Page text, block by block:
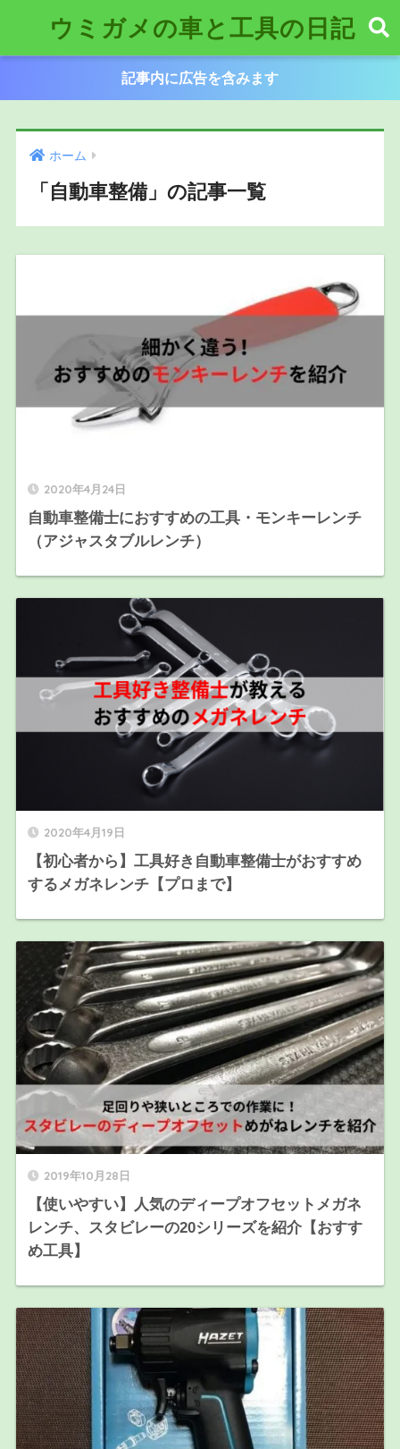
ウミガメの車と工具の日記
記事内に広告を含みます
ホーム
「自動車整備」の記事一覧
2020年4月24日
自動車整備士におすすめの工具・モンキーレンチ
（アジャスタブルレンチ）
2020年4月19日
【初心者から】工具好き自動車整備士がおすすめ
するメガネレンチ【プロまで】
2019年10月28日
【使いやすい】人気のディープオフセットメガネ
レンチ、スタビレーの20シリーズを紹介【おすす
め工具】